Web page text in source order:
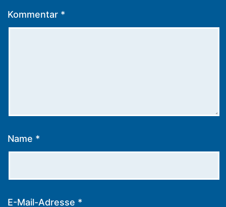
Kommentar *
Name *
E-Mail-Adresse *